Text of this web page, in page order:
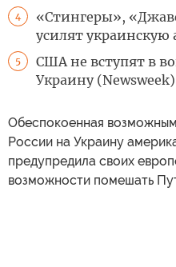
4
«Стингеры»,
усилят
5
США не вступят в
Украину (Newsweek)
Обеспокоенная
России на Украину
предупредила своих
возможности помешать